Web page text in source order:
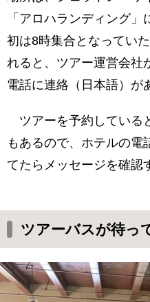
「アロハランディング
初は8時集合となってい
れると、ツアー運営会社
電話に連絡（日本語）が
ツアーを予約している
もあるので、ホテルの電
てたらメッセージを確認
ツアーバスが待っ